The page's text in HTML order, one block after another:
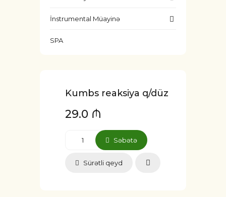
İnstrumental Müayinə
SPA
Kumbs reaksiya q/düz
29.0 ₼
Səbətə
Sürətli qeyd